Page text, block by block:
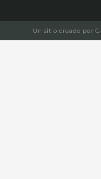
Un sitio creado por